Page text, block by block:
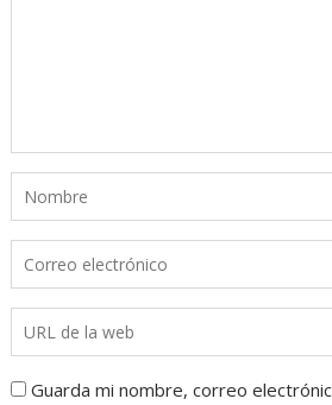
Guarda mi nombre, correo